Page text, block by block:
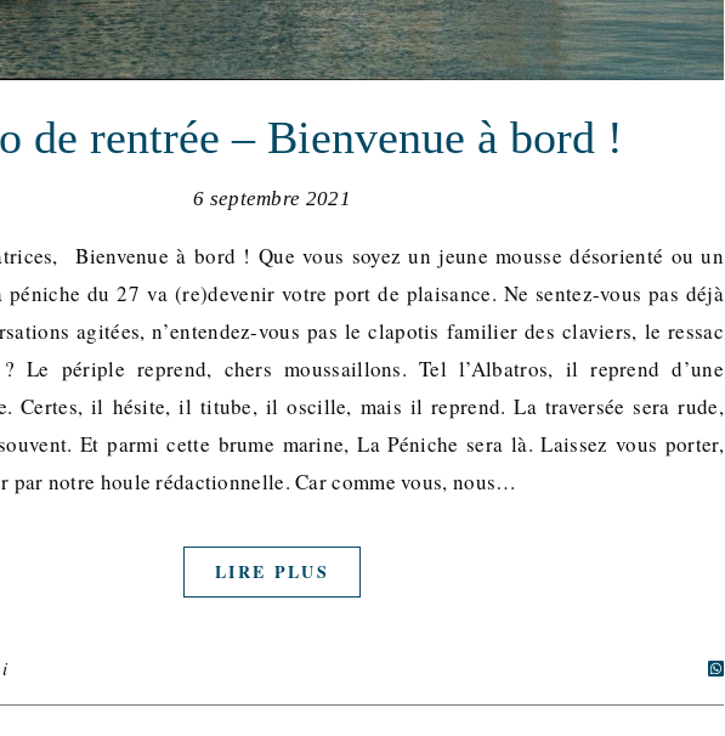
de rentrée – Bienvenue à bord !
6 septembre 2021
Bienvenue à bord ! Que vous soyez un jeune mousse désorienté ou un
du 27 va (re)devenir votre port de plaisance. Ne sentez-vous pas déjà
agitées, n’entendez-vous pas le clapotis familier des claviers, le ressac
Le périple reprend, chers moussaillons. Tel l’Albatros, il reprend d’une
Certes, il hésite, il titube, il oscille, mais il reprend. La traversée sera rude,
Et parmi cette brume marine, La Péniche sera là. Laissez vous porter,
par notre houle rédactionnelle. Car comme vous, nous…
LIRE PLUS